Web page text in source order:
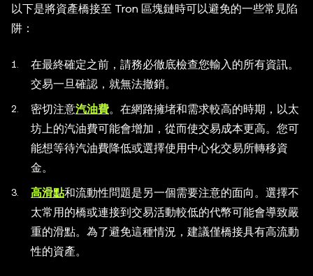
以下是將資產橋接至 Tron 區塊鏈時可以避免的一些常見陷
阱：
在最終確定之前，請務必徹底檢查您輸入的所有資訊。
交易一旦確認，就無法撤銷。
密切注意汽油費。在網路擁堵和需求較高的時期，以太
坊上的汽油費可能會增加，從而使交易成本更高。您可
能想等待汽油費降低或選擇使用中心化交易所轉移資
金。
高滑點和流動性問題是另一個需要注意的面向。選擇不
太常用的橋或連接到交易活動較低的代幣可能會導致嚴
重的滑點。為了避免這種情況，建議僅橋接具有高流動
性的資產。